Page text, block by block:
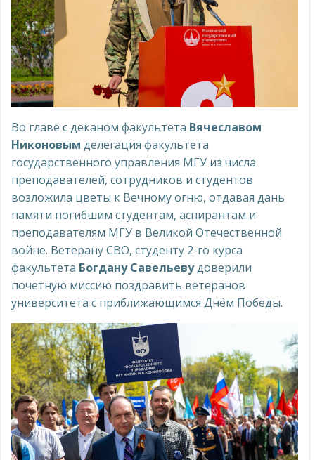
Во главе с деканом факультета Вячеславом
Никоновым делегация факультета
государственного управления МГУ из числа
преподавателей, сотрудников и студентов
возложила цветы к Вечному огню, отдавая дань
памяти погибшим студентам, аспирантам и
преподавателям МГУ в Великой Отечественной
войне. Ветерану СВО, студенту 2-го курса
факультета Богдану Савельевудоверили
почетную миссию поздравить ветеранов
университета с приближающимся Днём Победы.